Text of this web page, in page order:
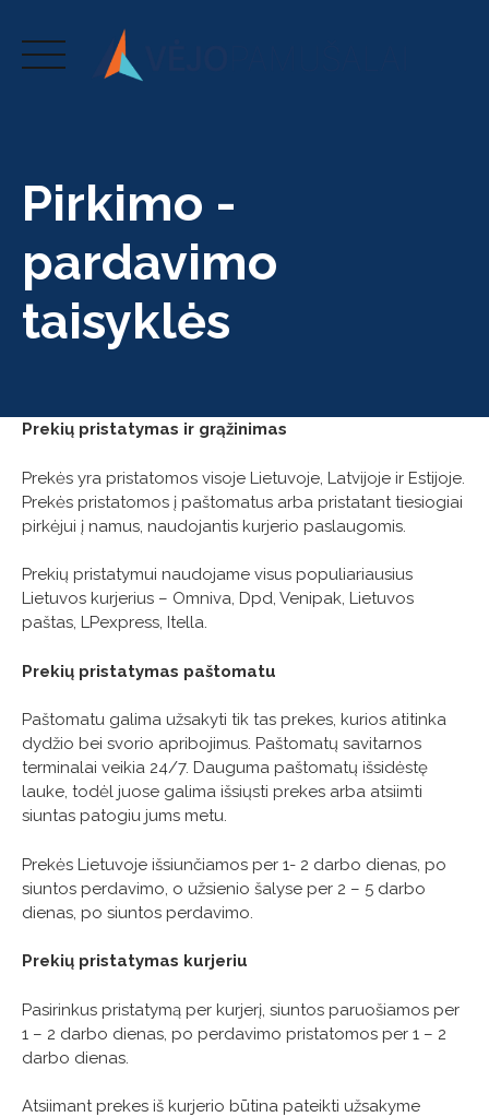
Pirkimo -
pardavimo
taisyklės
Prekių pristatymas ir grąžinimas
Prekės yra pristatomos visoje Lietuvoje, Latvijoje ir Estijoje.
Prekės pristatomos į paštomatus arba pristatant tiesiogiai
pirkėjui į namus, naudojantis kurjerio paslaugomis.
Prekių pristatymui naudojame visus populiariausius
Lietuvos kurjerius – Omniva, Dpd, Venipak, Lietuvos
paštas, LPexpress, Itella.
Prekių pristatymas paštomatu
Paštomatu galima užsakyti tik tas prekes, kurios atitinka
dydžio bei svorio apribojimus. Paštomatų savitarnos
terminalai veikia 24/7. Dauguma paštomatų išsidėstę
lauke, todėl juose galima išsiųsti prekes arba atsiimti
siuntas patogiu jums metu.
Prekės Lietuvoje išsiunčiamos per 1- 2 darbo dienas, po
siuntos perdavimo, o užsienio šalyse per 2 – 5 darbo
dienas, po siuntos perdavimo.
Prekių pristatymas kurjeriu
Pasirinkus pristatymą per kurjerį, siuntos paruošiamos per
1 – 2 darbo dienas, po perdavimo pristatomos per 1 – 2
darbo dienas.
Atsiimant prekes iš kurjerio būtina pateikti užsakyme